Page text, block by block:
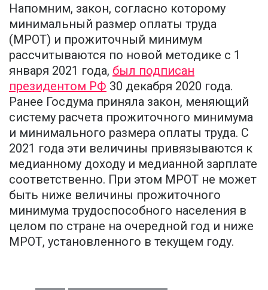
Напомним, закон, согласно которому
минимальный размер оплаты труда
(МРОТ) и прожиточный минимум
рассчитываются по новой методике с 1
января 2021 года, был подписан
президентом РФ 30 декабря 2020 года.
Ранее Госдума приняла закон, меняющий
систему расчета прожиточного минимума
и минимального размера оплаты труда. С
2021 года эти величины привязываются к
медианному доходу и медианной зарплате
соответственно. При этом МРОТ не может
быть ниже величины прожиточного
минимума трудоспособного населения в
целом по стране на очередной год и ниже
МРОТ, установленного в текущем году.